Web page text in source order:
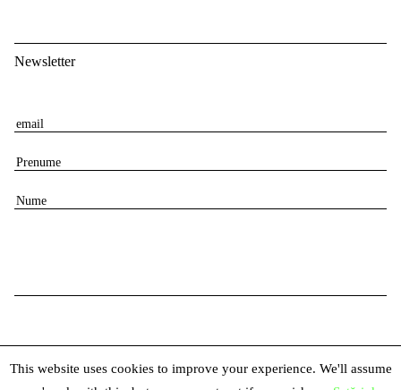
Newsletter
E
a
i
l
P
e
e
N
This website uses cookies to improve your experience. We'll assume